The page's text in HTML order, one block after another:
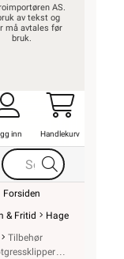
AS.
av tekst og
må avtales før
bruk.
inn Handlekurv
Forsiden
& Fritid
Hage
Tilbehør